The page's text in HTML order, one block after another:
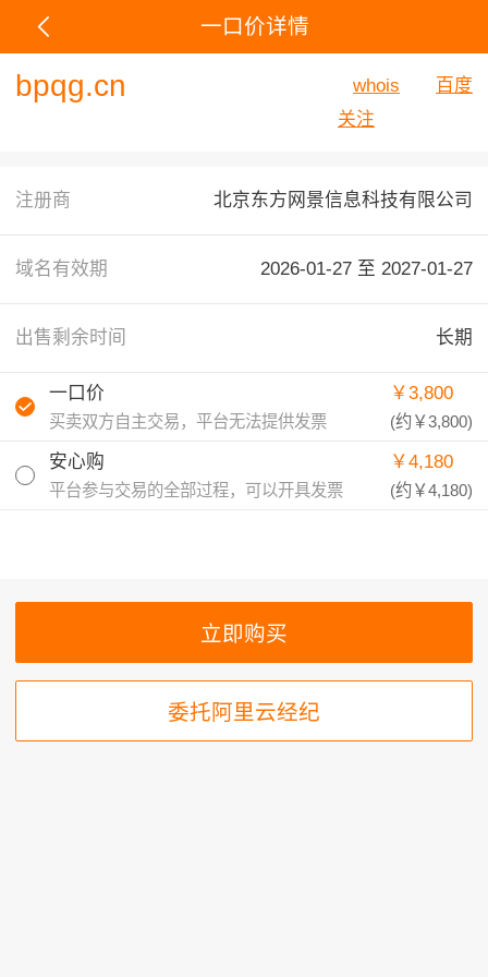
一口价详情
bpqg.cn whois
百度
关注
注册商 北京东方网景信息科技有限公司
域名有效期 2026-01-27 至 2027-01-27
出售剩余时间 长期
一口价
买卖双方自主交易，平台无法提供发票
￥3,800
(约￥3,800)
安心购
平台参与交易的全部过程，可以开具发票
￥4,180
(约￥4,180)
委托阿里云经纪